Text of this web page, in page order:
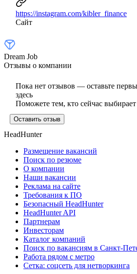
https://instagram.com/kibler_finance
Сайт
Dream Job
Отзывы о компании
Пока нет отзывов — оставьте
здесь
Поможете тем, кто сейчас
Оставить отзыв
HeadHunter
Размещение вакансий
Поиск по резюме
О компании
Наши вакансии
Реклама на сайте
Требования к ПО
Безопасный HeadHunter
HeadHunter API
Партнерам
Инвесторам
Каталог компаний
Поиск по вакансиям в Санкт-
Работа рядом с метро
Сетка: соцсеть для нетворкинга